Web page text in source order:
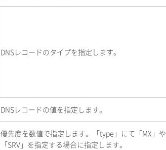
DNSレコードのタイプを指定します。
DNSレコードの値を指定します。
優先度を数値で指定します。「type」にて「MX」や
「SRV」を指定する場合に指定します。